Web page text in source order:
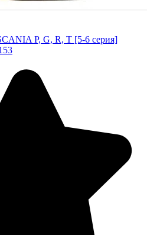
P, G, R, T [5-6 серия]